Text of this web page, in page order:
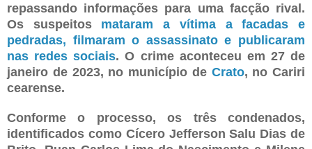
repassando informações para uma facção rival.
Os suspeitos mataram a vítima a facadas e
pedradas, filmaram o assassinato e publicaram
nas redes sociais. O crime aconteceu em 27 de
janeiro de 2023, no município de Crato, no Cariri
cearense.
Conforme o processo, os três condenados,
identificados como Cícero Jefferson Salu Dias de